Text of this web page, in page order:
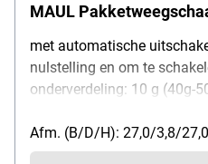
MAUL
met automatische
nulstelling en om te
onderverdeling: 10 g (40g-
telfunctie, levering incl. 9 V
Afm. (B/D/H): 27,0/3,8/